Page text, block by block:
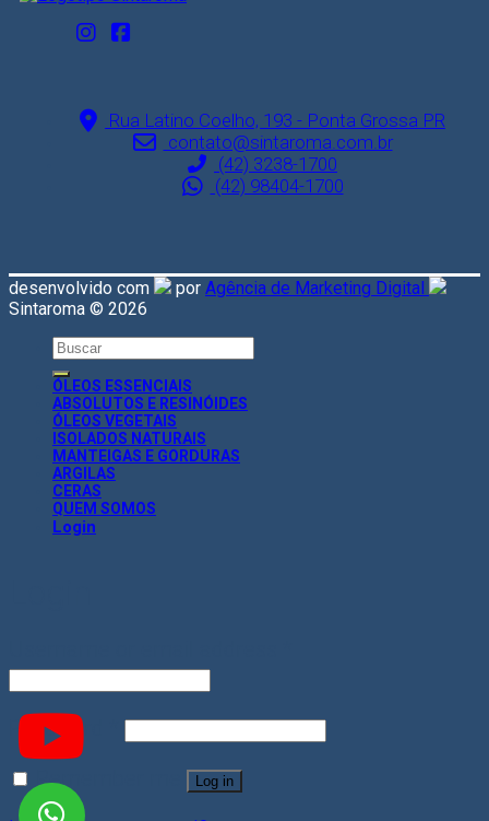
Rua Latino Coelho, 193 - Ponta Grossa PR
contato@sintaroma.com.br
(42) 3238-1700
(42) 98404-1700
desenvolvido com por Agência de Marketing Digital
Sintaroma © 2026
Search
for:
ÓLEOS ESSENCIAIS
ABSOLUTOS E RESINÓIDES
ÓLEOS VEGETAIS
ISOLADOS NATURAIS
MANTEIGAS E GORDURAS
ARGILAS
CERAS
QUEM SOMOS
Login
Password
Remember me
Log in